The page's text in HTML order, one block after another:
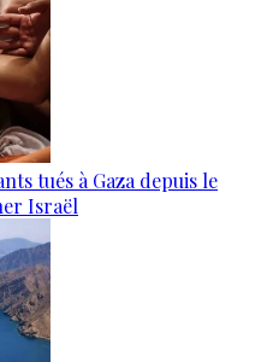
tués à Gaza depuis le
Israël